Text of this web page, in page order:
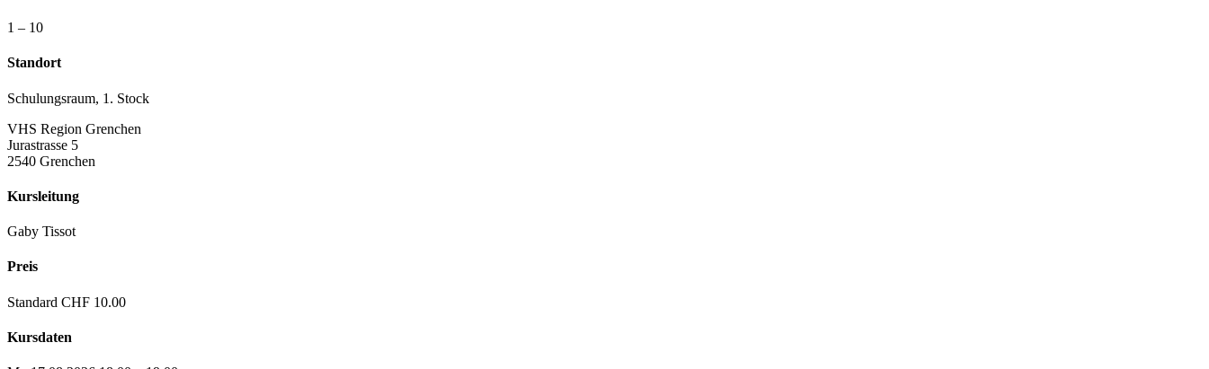
1 – 10
Standort
Schulungsraum, 1. Stock
VHS Region Grenchen
Jurastrasse 5
2540 Grenchen
Kursleitung
Gaby Tissot
Preis
Standard CHF 10.00
Kursdaten